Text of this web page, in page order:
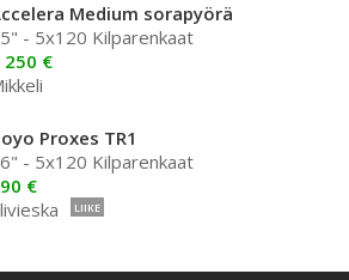
Medium sorapyörä
- 5x120 Kilparenkaat
250 €
Proxes TR1
- 5x120 Kilparenkaat
€
LIIKE